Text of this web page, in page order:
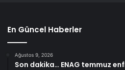
En Güncel Haberler
Ağustos 9, 2026
Son dakika… ENAG temmuz